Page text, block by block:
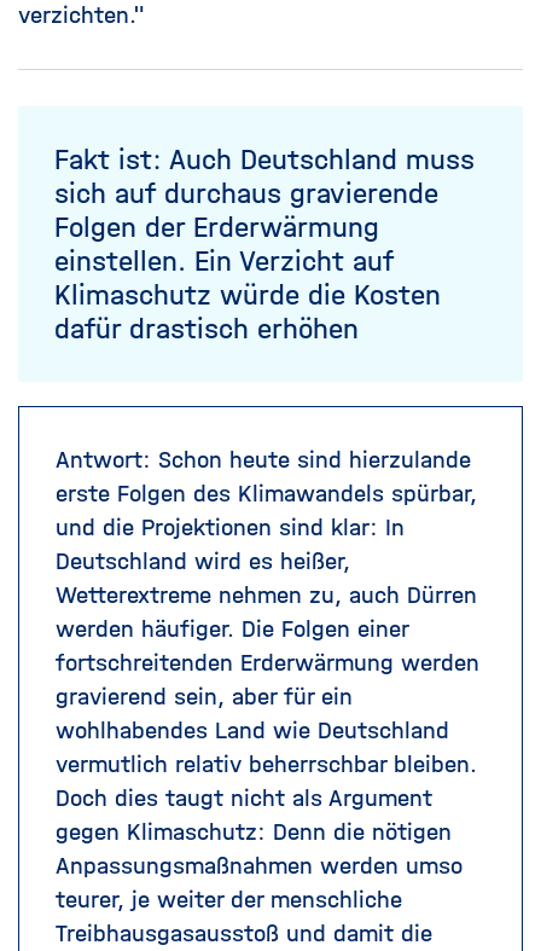
verzichten."
Fakt ist: Auch Deutschland muss
sich auf durchaus gravierende
Folgen der Erderwärmung
einstellen. Ein Verzicht auf
Klimaschutz würde die Kosten
dafür drastisch erhöhen
Antwort: Schon heute sind hierzulande
erste Folgen des Klimawandels spürbar,
und die Projektionen sind klar: In
Deutschland wird es heißer,
Wetterextreme nehmen zu, auch Dürren
werden häufiger. Die Folgen einer
fortschreitenden Erderwärmung werden
gravierend sein, aber für ein
wohlhabendes Land wie Deutschland
vermutlich relativ beherrschbar bleiben.
Doch dies taugt nicht als Argument
gegen Klimaschutz: Denn die nötigen
Anpassungsmaßnahmen werden umso
teurer, je weiter der menschliche
Treibhausgasausstoß und damit die